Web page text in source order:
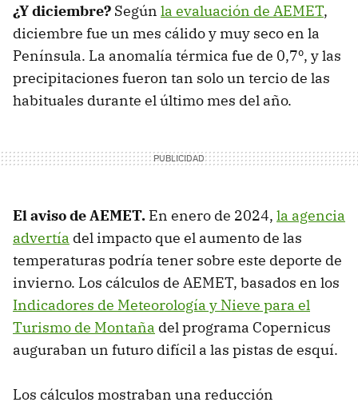
¿Y diciembre? Según la evaluación de AEMET,
diciembre fue un mes cálido y muy seco en la
Península. La anomalía térmica fue de 0,7º, y las
precipitaciones fueron tan solo un tercio de las
habituales durante el último mes del año.
El aviso de AEMET. En enero de 2024, la agencia
advertía del impacto que el aumento de las
temperaturas podría tener sobre este deporte de
invierno. Los cálculos de AEMET, basados en los
Indicadores de Meteorología y Nieve para el
Turismo de Montaña del programa Copernicus
auguraban un futuro difícil a las pistas de esquí.
Los cálculos mostraban una reducción